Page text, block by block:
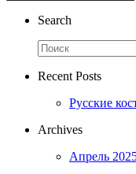
Search
Recent Posts
Русские
Archives
Апрель